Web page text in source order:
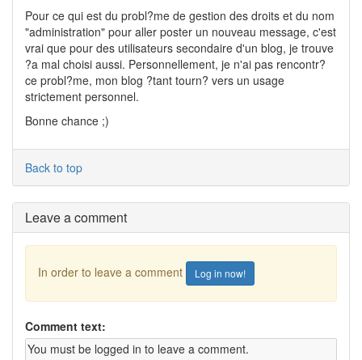
Pour ce qui est du probl?me de gestion des droits et du nom
"administration" pour aller poster un nouveau message, c'est
vrai que pour des utilisateurs secondaire d'un blog, je trouve
?a mal choisi aussi. Personnellement, je n'ai pas rencontr?
ce probl?me, mon blog ?tant tourn? vers un usage
strictement personnel.
Bonne chance ;)
Back to top
Leave a comment
In order to leave a comment Log in now!
Comment text: